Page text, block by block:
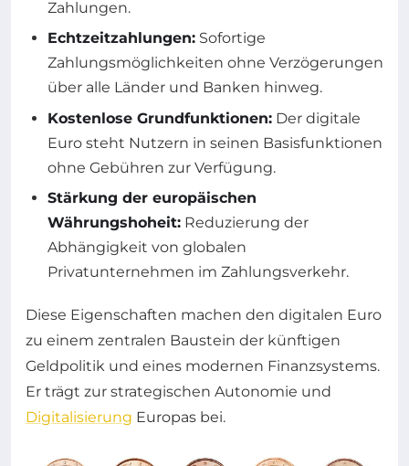
Zahlungen.
Echtzeitzahlungen: Sofortige
Zahlungsmöglichkeiten ohne Verzögerungen
über alle Länder und Banken hinweg.
Kostenlose Grundfunktionen: Der digitale
Euro steht Nutzern in seinen Basisfunktionen
ohne Gebühren zur Verfügung.
Stärkung der europäischen
Währungshoheit: Reduzierung der
Abhängigkeit von globalen
Privatunternehmen im Zahlungsverkehr.
Diese Eigenschaften machen den digitalen Euro
zu einem zentralen Baustein der künftigen
Geldpolitik und eines modernen Finanzsystems.
Er trägt zur strategischen Autonomie und
Digitalisierung Europas bei.